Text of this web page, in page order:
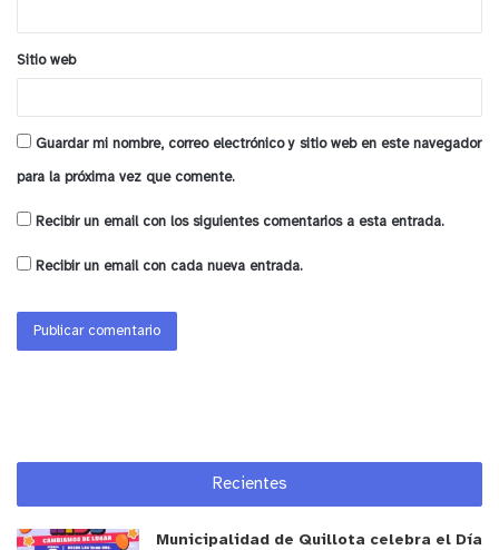
trabajo de Oxiquim, se dio inicio a un nuevo ciclo
de trabajo que, a la fecha, ya lleva más de 6 kilos
Sitio web
Guardar mi nombre, correo electrónico y sitio web en este navegador
para la próxima vez que comente.
Recibir un email con los siguientes comentarios a esta entrada.
Recibir un email con cada nueva entrada.
Recientes
Municipalidad de Quillota celebra el Día